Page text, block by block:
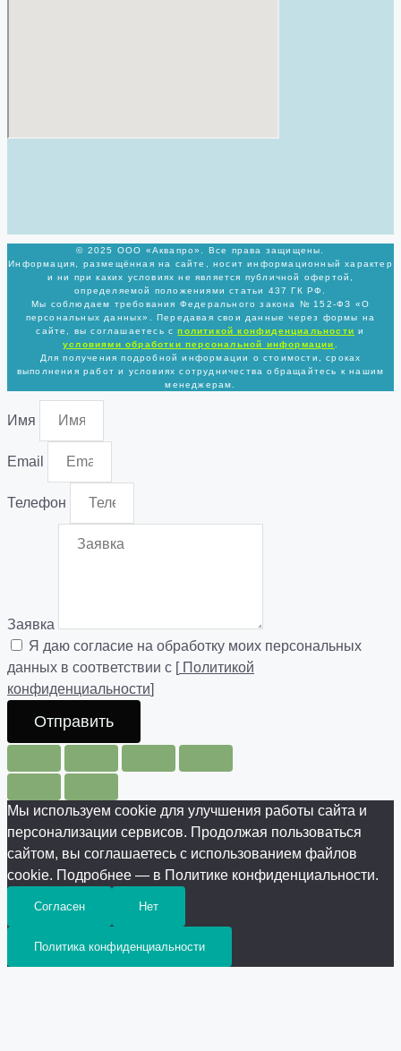
© 2025 ООО «Аквапро». Все права защищены.
Информация, размещённая на сайте, носит информационный характер
и ни при каких условиях не является публичной офертой,
определяемой положениями статьи 437 ГК РФ.
Мы соблюдаем требования Федерального закона № 152-ФЗ «О
персональных данных». Передавая свои данные через формы на
сайте, вы соглашаетесь сполитикойконфиденциальности и
условиями обработки персональной информации
Для получения подробной информации о стоимости, сроках
выполнения работ и условиях сотрудничества обращайтесь к нашим
менеджерам.
Имя
Email
Телефон
Заявка
Я даю согласие на обработку моих персональных
данных в соответствии с [Политикой
конфиденциальности]
Отправить
Мы используем cookie для улучшения работы сайта и
персонализации сервисов. Продолжая пользоваться
сайтом, вы соглашаетесь с использованием файлов
cookie. Подробнее — в Политике конфиденциальности.
Согласен Нет
Политика конфиденциальности